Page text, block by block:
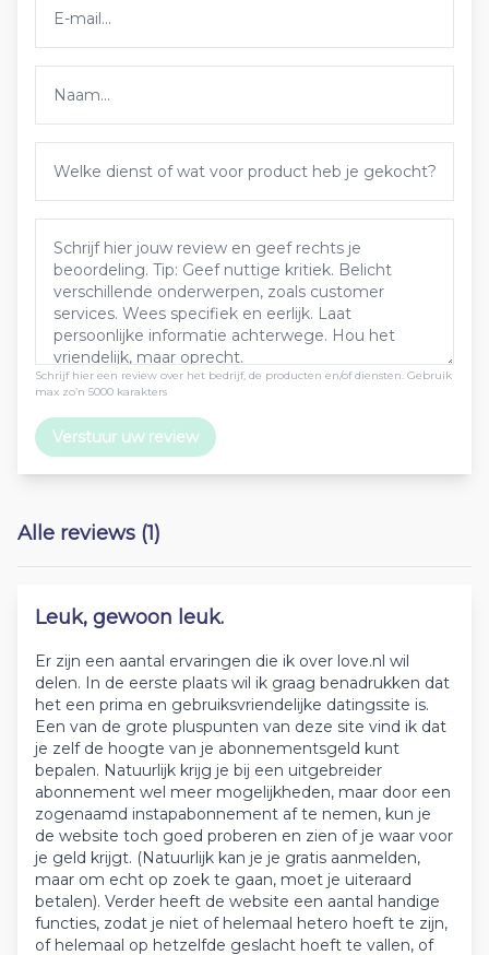
Schrijf hier een review over het bedrijf, de producten en/of diensten. Gebruik
max zo’n 5000 karakters
Verstuur uw review
Alle reviews (1)
Leuk, gewoon leuk.
Er zijn een aantal ervaringen die ik over love.nl wil
delen. In de eerste plaats wil ik graag benadrukken dat
het een prima en gebruiksvriendelijke datingssite is.
Een van de grote pluspunten van deze site vind ik dat
je zelf de hoogte van je abonnementsgeld kunt
bepalen. Natuurlijk krijg je bij een uitgebreider
abonnement wel meer mogelijkheden, maar door een
zogenaamd instapabonnement af te nemen, kun je
de website toch goed proberen en zien of je waar voor
je geld krijgt. (Natuurlijk kan je je gratis aanmelden,
maar om echt op zoek te gaan, moet je uiteraard
betalen). Verder heeft de website een aantal handige
functies, zodat je niet of helemaal hetero hoeft te zijn,
of helemaal op hetzelfde geslacht hoeft te vallen, of